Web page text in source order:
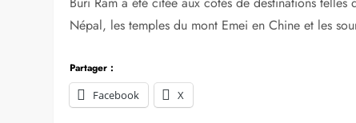
Népal, les temples du mont Emei en Chine et les
Partager :
Facebook
X